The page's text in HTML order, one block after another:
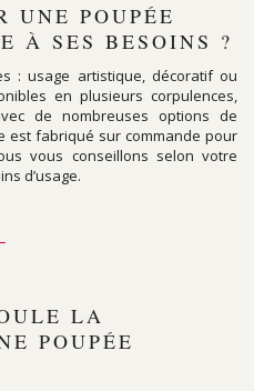
UNE POUPÉE
À SES BESOINS ?
: usage artistique, décoratif ou
en plusieurs corpulences,
de nombreuses options de
est fabriqué sur commande pour
vous conseillons selon votre
d’usage.
LA
POUPÉE